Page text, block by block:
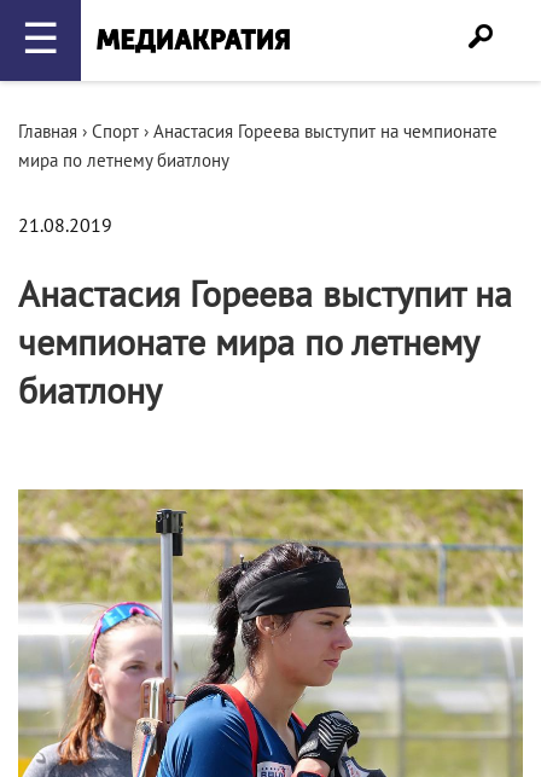
☰
Главная › Спорт › Анастасия Гореева выступит на чемпионате
мира по летнему биатлону
21.08.2019
Анастасия Гореева выступит на
чемпионате мира по летнему
биатлону